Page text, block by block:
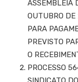
ASSEMBLEIA
OUTUBRO
PARA
PREVISTO
O
PROCESSO